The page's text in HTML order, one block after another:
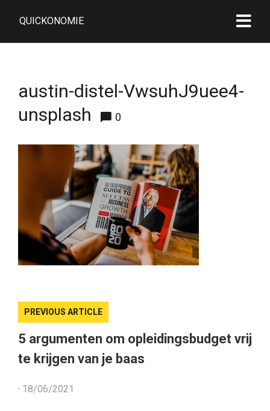
QUICKONOMIE
austin-distel-VwsuhJ9uee4-
unsplash
0
PREVIOUS ARTICLE
5 argumenten om opleidingsbudget vrij
te krijgen van je baas
· 18/06/2021